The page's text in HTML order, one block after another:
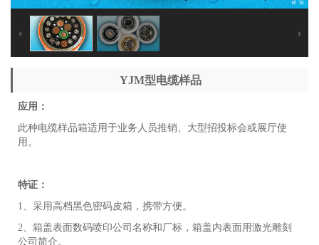
YJM型电缆样品
应用：
此种电缆样品箱适用于业务人员推销、大型招投标会或展厅使
用。
特证：
1、采用高档黑色密码皮箱，携带方便。
2、箱盖表面数码喷印公司名称和厂标，箱盖内表面用激光雕刻
公司简介。